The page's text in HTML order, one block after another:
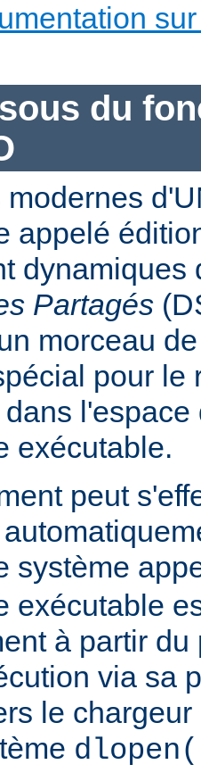
du
modernes
appelé
dynamiques
Partagés
morceau
pour le
dans
exécutable.
peut
système
exécutable
à partir du
via sa
le